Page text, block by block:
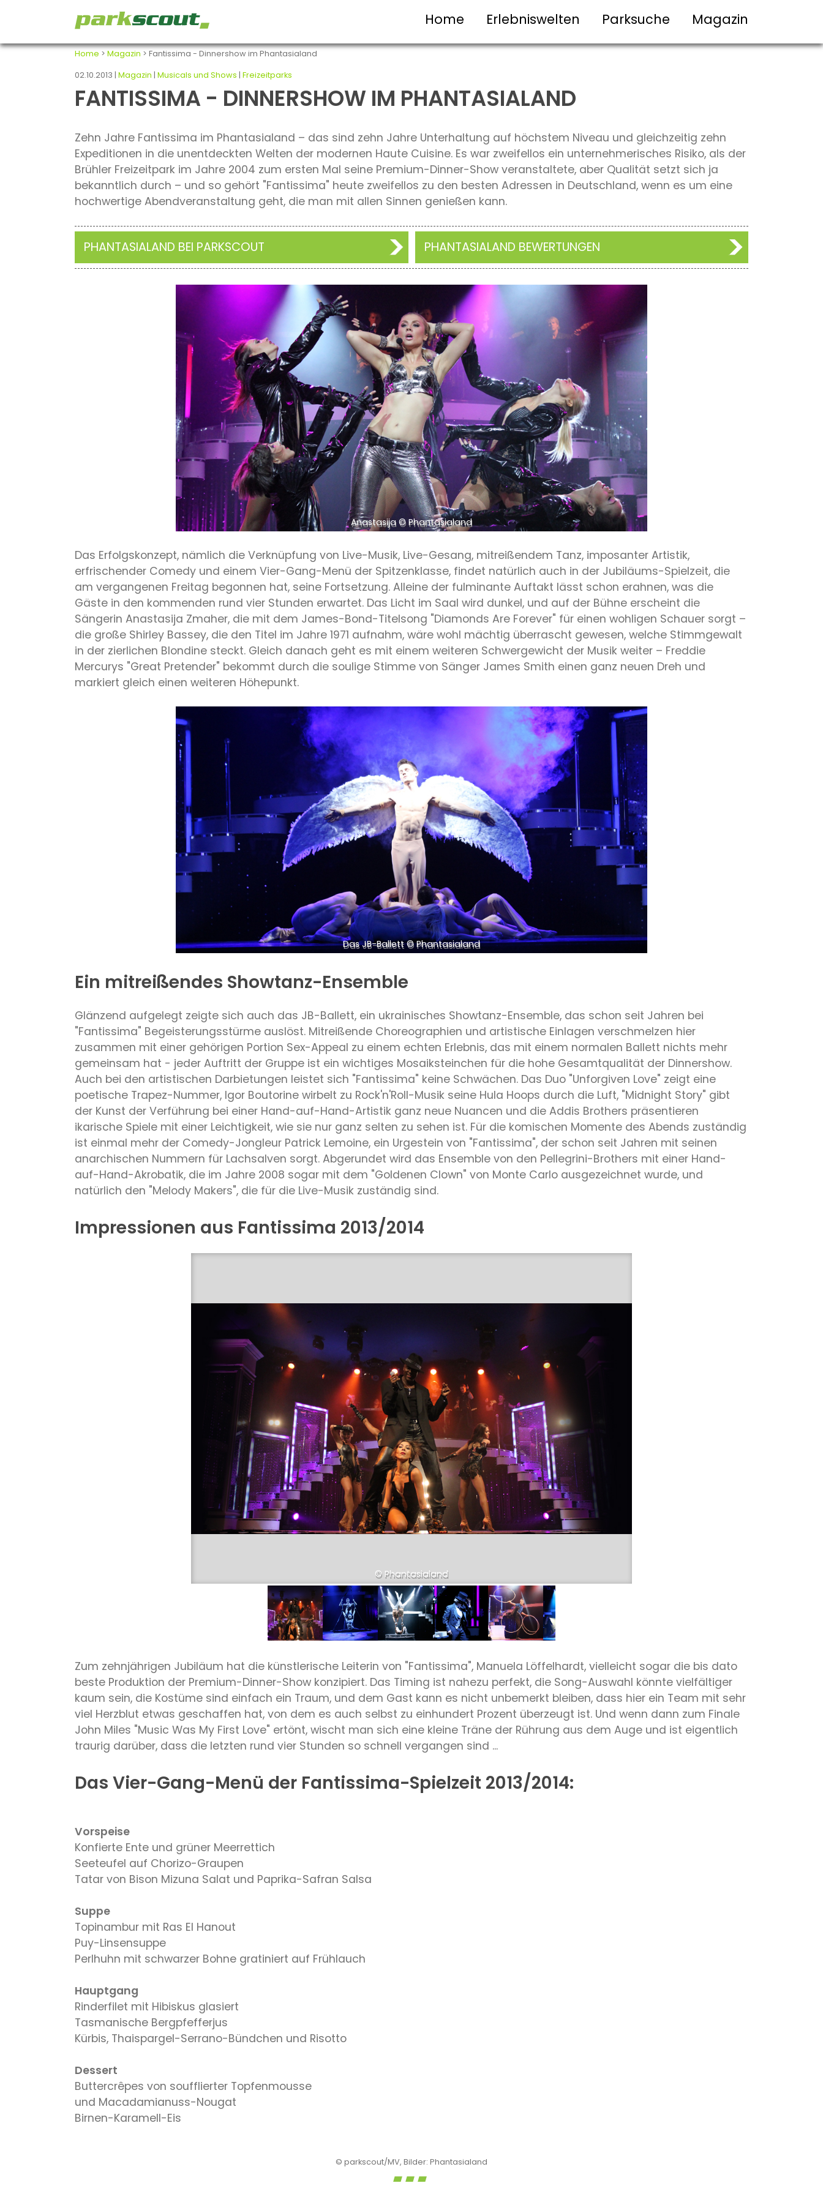
Home Erlebniswelten Parksuche Magazin
Home > Magazin > Fantissima - Dinnershow im Phantasialand
02.10.2013 | Magazin Musicals und Shows Freizeitparks
FANTISSIMA - DINNERSHOW IM PHANTASIALAND
Zehn Jahre Fantissima im Phantasialand – das sind zehn Jahre Unterhaltung auf höchstem Niveau und gleichzeitig zehn
Expeditionen in die unentdeckten Welten der modernen Haute Cuisine. Es war zweifellos ein unternehmerisches Risiko, als der
Brühler Freizeitpark im Jahre 2004 zum ersten Mal seine Premium-Dinner-Show veranstaltete, aber Qualität setzt sich ja
bekanntlich durch – und so gehört "Fantissima" heute zweifellos zu den besten Adressen in Deutschland, wenn es um eine
hochwertige Abendveranstaltung geht, die man mit allen Sinnen genießen kann.
PHANTASIALAND BEI PARKSCOUT PHANTASIALAND BEWERTUNGEN
Anastasija © Phantasialand
Das Erfolgskonzept, nämlich die Verknüpfung von Live-Musik, Live-Gesang, mitreißendem Tanz, imposanter Artistik,
erfrischender Comedy und einem Vier-Gang-Menü der Spitzenklasse, findet natürlich auch in der Jubiläums-Spielzeit, die
am vergangenen Freitag begonnen hat, seine Fortsetzung. Alleine der fulminante Auftakt lässt schon erahnen, was die
Gäste in den kommenden rund vier Stunden erwartet. Das Licht im Saal wird dunkel, und auf der Bühne erscheint die
Sängerin Anastasija Zmaher, die mit dem James-Bond-Titelsong "Diamonds Are Forever" für einen wohligen Schauer sorgt –
die große Shirley Bassey, die den Titel im Jahre 1971 aufnahm, wäre wohl mächtig überrascht gewesen, welche Stimmgewalt
in der zierlichen Blondine steckt. Gleich danach geht es mit einem weiteren Schwergewicht der Musik weiter – Freddie
Mercurys "Great Pretender" bekommt durch die soulige Stimme von Sänger James Smith einen ganz neuen Dreh und
markiert gleich einen weiteren Höhepunkt.
Das JB-Ballett © Phantasialand
Ein mitreißendes Showtanz-Ensemble
Glänzend aufgelegt zeigte sich auch das JB-Ballett, ein ukrainisches Showtanz-Ensemble, das schon seit Jahren bei
"Fantissima" Begeisterungsstürme auslöst. Mitreißende Choreographien und artistische Einlagen verschmelzen hier
zusammen mit einer gehörigen Portion Sex-Appeal zu einem echten Erlebnis, das mit einem normalen Ballett nichts mehr
gemeinsam hat - jeder Auftritt der Gruppe ist ein wichtiges Mosaiksteinchen für die hohe Gesamtqualität der Dinnershow.
Auch bei den artistischen Darbietungen leistet sich "Fantissima" keine Schwächen. Das Duo "Unforgiven Love" zeigt eine
poetische Trapez-Nummer, Igor Boutorine wirbelt zu Rock'n'Roll-Musik seine Hula Hoops durch die Luft, "Midnight Story" gibt
der Kunst der Verführung bei einer Hand-auf-Hand-Artistik ganz neue Nuancen und die Addis Brothers präsentieren
ikarische Spiele mit einer Leichtigkeit, wie sie nur ganz selten zu sehen ist. Für die komischen Momente des Abends zuständig
ist einmal mehr der Comedy-Jongleur Patrick Lemoine, ein Urgestein von "Fantissima", der schon seit Jahren mit seinen
anarchischen Nummern für Lachsalven sorgt. Abgerundet wird das Ensemble von den Pellegrini-Brothers mit einer Hand-
auf-Hand-Akrobatik, die im Jahre 2008 sogar mit dem "Goldenen Clown" von Monte Carlo ausgezeichnet wurde, und
natürlich den "Melody Makers", die für die Live-Musik zuständig sind.
Impressionen aus Fantissima 2013/2014
© Phantasialand
Zum zehnjährigen Jubiläum hat die künstlerische Leiterin von "Fantissima", Manuela Löffelhardt, vielleicht sogar die bis dato
beste Produktion der Premium-Dinner-Show konzipiert. Das Timing ist nahezu perfekt, die Song-Auswahl könnte vielfältiger
kaum sein, die Kostüme sind einfach ein Traum, und dem Gast kann es nicht unbemerkt bleiben, dass hier ein Team mit sehr
viel Herzblut etwas geschaffen hat, von dem es auch selbst zu einhundert Prozent überzeugt ist. Und wenn dann zum Finale
John Miles "Music Was My First Love" ertönt, wischt man sich eine kleine Träne der Rührung aus dem Auge und ist eigentlich
traurig darüber, dass die letzten rund vier Stunden so schnell vergangen sind ...
Das Vier-Gang-Menü der Fantissima-Spielzeit 2013/2014:
Vorspeise
Konfierte Ente und grüner Meerrettich
Seeteufel auf Chorizo-Graupen
Tatar von Bison Mizuna Salat und Paprika-Safran Salsa
Suppe
Topinambur mit Ras El Hanout
Puy-Linsensuppe
Perlhuhn mit schwarzer Bohne gratiniert auf Frühlauch
Hauptgang
Rinderfilet mit Hibiskus glasiert
Tasmanische Bergpfefferjus
Kürbis, Thaispargel-Serrano-Bündchen und Risotto
Dessert
Buttercrêpes von soufflierter Topfenmousse
und Macadamianuss-Nougat
Birnen-Karamell-Eis
© parkscout/MV, Bilder: Phantasialand